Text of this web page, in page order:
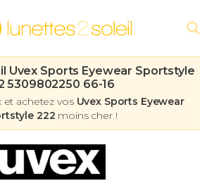
Uvex Sports Eyewear Sportstyle
5309802250 66-16
et achetez vos Uvex Sports Eyewear
222 moins cher !